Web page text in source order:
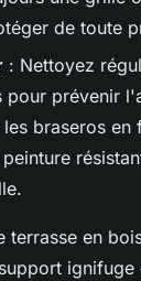
de toute
: Nettoyez
pour prévenir
braseros en
terrasse en
ignifuge